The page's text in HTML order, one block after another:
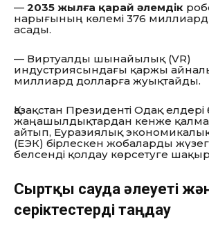
— 2035 жылға қарай әлемдік
нарығының көлемі 376
асады.
— Виртуалды шынайылық (VR)
индустриясындағы қаржы
миллиард долларға жуықтайды.
Қазақстан Президенті Одақ
жаңашылдықтардан кенже
айтып, Еуразиялық
(ЕЭК) бірлескен жобаларды
белсенді қолдау көрсетуге
Сыртқы сауда әлеуеті
серіктестерді таңдау